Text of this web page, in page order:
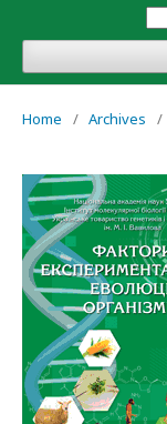
Home / Archives /